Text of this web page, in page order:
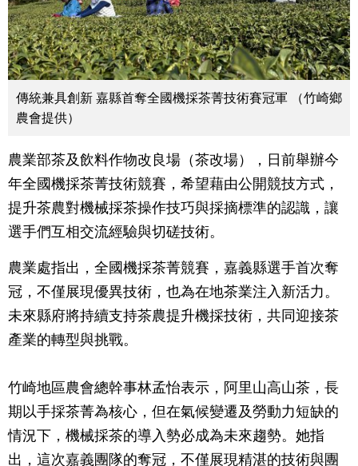
傳統兼具創新 嘉縣首奪全國機採茶菁技術賽冠軍 （竹崎鄉
農會提供）
農業部茶及飲料作物改良場（茶改場），日前舉辦今
年全國機採茶菁技術競賽，希望藉由公開競技方式，
提升茶農對機械採茶操作技巧與採摘標準的認識，讓
選手們互相交流經驗與切磋技術。
農業處指出，全國機採茶菁競賽，嘉義縣選手首次奪
冠，不僅展現優異技術，也為在地茶業注入新活力。
未來縣府將持續支持茶農提升機採技術，共同迎接茶
產業的轉型與挑戰。
竹崎地區農會總幹事林孟怡表示，阿里山高山茶，長
期以手採茶菁為核心，但在氣候變遷及勞動力短缺的
情況下，機械採茶的導入勢必成為未來趨勢。她指
出，這次嘉義團隊的奪冠，不僅展現精湛的技術與團